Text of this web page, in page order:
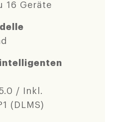
16 Geräte
/ Inkl.
(DLMS)